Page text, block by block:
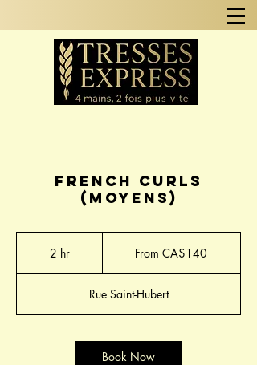
French Curls
(Moyens)
2 hr2
CanadianFrom CA$140
Rue Saint-Hubert
Book Now